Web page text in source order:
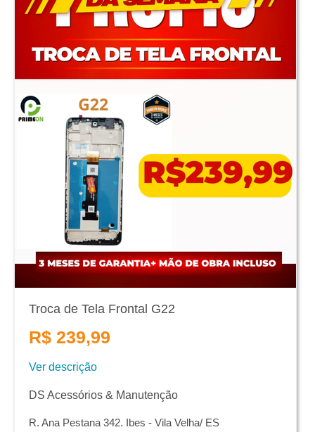
Troca de Tela Frontal G22
R$ 239,99
Ver descrição
DS Acessórios & Manutenção
R. Ana Pestana 342. Ibes - Vila Velha/ ES